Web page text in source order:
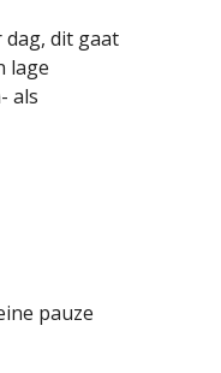
dag, dit gaat
lage
als
pauze